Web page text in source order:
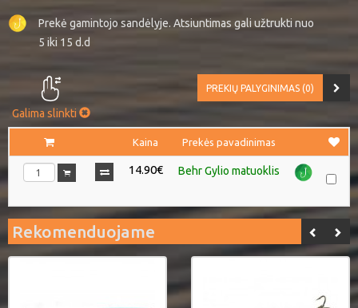
Prekė gamintojo sandėlyje. Atsiuntimas gali užtrukti nuo
5 iki 15 d.d
PREKIŲ PALYGINIMAS (0)
Galima slinkti
Kaina Prekės pavadinimas
14.90€ Behr Gylio matuoklis
Rekomenduojame